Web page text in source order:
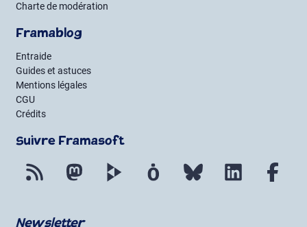
Charte de modération
Framablog
Entraide
Guides et astuces
Mentions légales
CGU
Crédits
Suivre Framasoft
Flux RSS Mastodon PeerTube Mobilizon Bluesky LinkedIn
Newsletter